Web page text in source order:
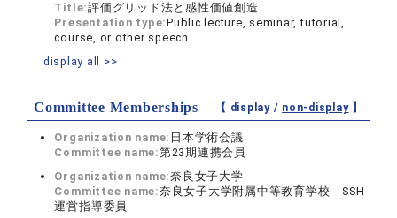
Title:評価グリッド法と感性価値創造
Presentation type:Public lecture, seminar, tutorial,
course, or other speech
display all >>
Committee Memberships 【 display / non-display】
Organization name: 日本学術会議
Committee name:第23期連携会員
Organization name:奈良女子大学
Committee name:奈良女子大学附属中等教育学校 SSH
運営指導委員